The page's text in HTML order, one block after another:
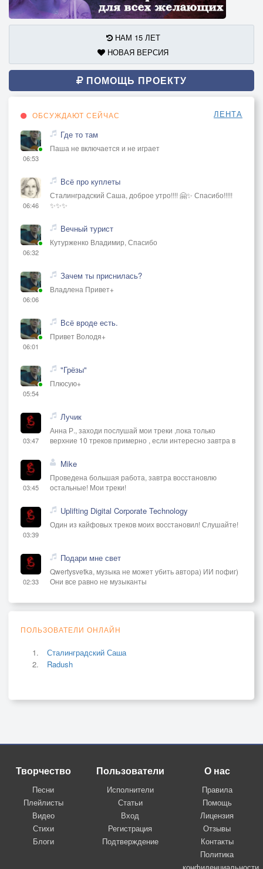
НАМ 15 ЛЕТ
НОВАЯ ВЕРСИЯ
ПОМОЩЬ ПРОЕКТУ
ОБСУЖДАЮТ СЕЙЧАС ЛЕНТА
06:53
Где то там
Паша не включается и не играет
06:46
Всё про куплеты
Сталинградский Саша, доброе утро!!!! 🤗✨ Спасибо!!!!!
✨✨✨
06:32
Вечный турист
Кутурженко Владимир, Спасибо
06:06
Зачем ты приснилась?
Владлена Привет+
06:01
Всё вроде есть.
Привет Володя+
05:54
"Грёзы"
Плюсую+
03:47
Лучик
Анна Р., заходи послушай мои треки ,пока только
верхние 10 треков примерно , если интересно завтра в
03:45
Mike
Проведена большая работа, завтра восстановлю
остальные! Мои треки!
03:39
Uplifting Digital Corporate Technology
Один из кайфовых треков моих восстановил! Слушайте!
02:33
Подари мне свет
Qwertysvetka, музыка не может убить автора) ИИ пофиг)
Они все равно не музыканты
ПОЛЬЗОВАТЕЛИ ОНЛАЙН
Сталинградский Саша
Radush
Творчество
Песни
Плейлисты
Видео
Стихи
Блоги
Пользователи
Исполнители
Статьи
Вход
Регистрация
Подтверждение
О нас
Правила
Помощь
Лицензия
Отзывы
Контакты
Политика